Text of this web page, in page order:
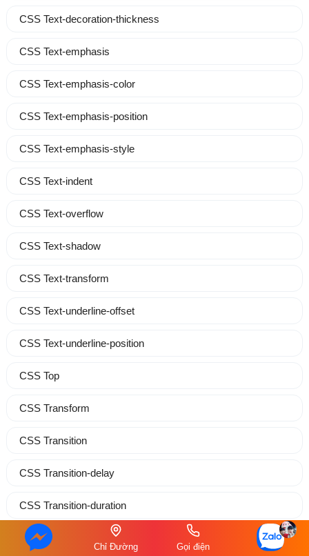
CSS Text-decoration-thickness
CSS Text-emphasis
CSS Text-emphasis-color
CSS Text-emphasis-position
CSS Text-emphasis-style
CSS Text-indent
CSS Text-overflow
CSS Text-shadow
CSS Text-transform
CSS Text-underline-offset
CSS Text-underline-position
CSS Top
CSS Transform
CSS Transition
CSS Transition-delay
CSS Transition-duration
CSS Transition-property
Chỉ Đường Gọi điện